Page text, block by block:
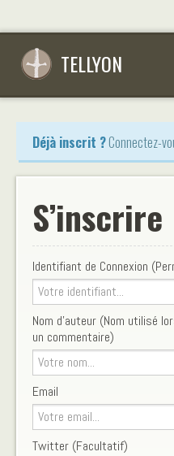
TELLYON
SE CONNECTER
S’INSCRIRE
CONSEILS D’ÉCRITURES
FAQ
Déjà inscrit ?Connectez-
S’inscrire
Identifiant de Connexion
Nom d'auteur (Nom utilisé
un commentaire)
Email
Twitter (Facultatif)